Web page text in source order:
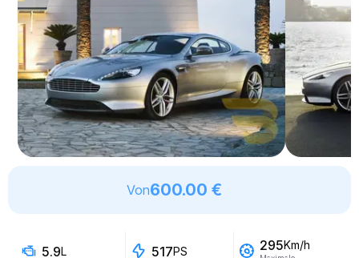
Von600.00 €
5.9L 517PS 295Km/h